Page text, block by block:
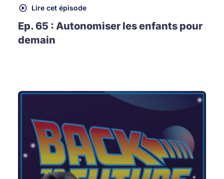
Lire cet épisode
Ep. 65 : Autonomiser les enfants pour
demain